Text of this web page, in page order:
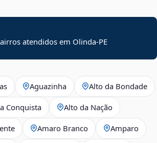
atendidos em Olinda-PE
Aguazinha Alto da Bondade
Conquista Alto da Nação
Amaro Branco Amparo